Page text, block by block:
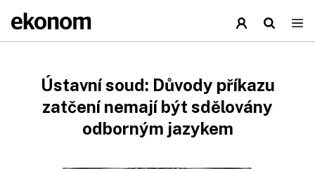
Ústavní soud: Důvody příkazu
zatčení nemají být sdělovány
odborným jazykem